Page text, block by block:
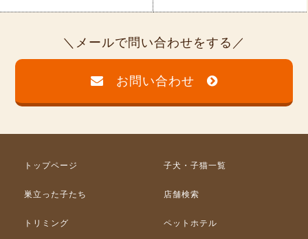
メールで問い合わせをする
お問い合わせ
トップページ 子犬・子猫一覧
巣立った子たち 店舗検索
トリミング ペットホテル